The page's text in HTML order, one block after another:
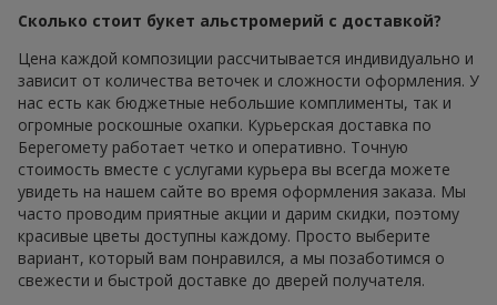
Сколько стоит букет альстромерий с доставкой?
Цена каждой композиции рассчитывается индивидуально и
зависит от количества веточек и сложности оформления. У
нас есть как бюджетные небольшие комплименты, так и
огромные роскошные охапки. Курьерская доставка по
Берегомету работает четко и оперативно. Точную
стоимость вместе с услугами курьера вы всегда можете
увидеть на нашем сайте во время оформления заказа. Мы
часто проводим приятные акции и дарим скидки, поэтому
красивые цветы доступны каждому. Просто выберите
вариант, который вам понравился, а мы позаботимся о
свежести и быстрой доставке до дверей получателя.